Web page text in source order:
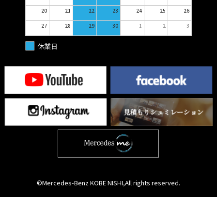
20 21 22 23 24 25 26
27 28 29 30 1 2 3
休業日
©Mercedes-Benz KOBE NISHI,All rights reserved.